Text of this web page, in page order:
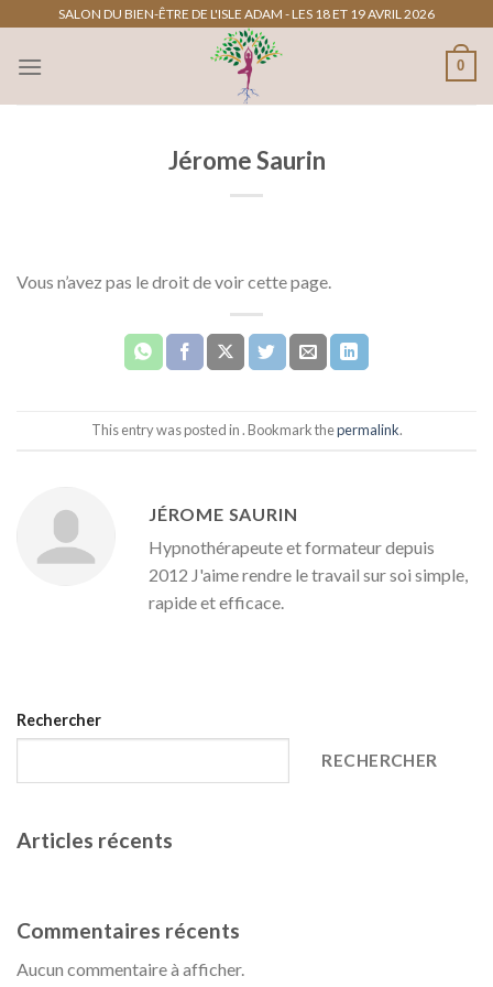
contenu
SALON DU BIEN-ÊTRE DE L'ISLE ADAM - LES 18 ET 19 AVRIL 2026
0
Jérome Saurin
Vous n’avez pas le droit de voir cette page.
This entry was posted in . Bookmark thepermalink.
JÉROME SAURIN
Hypnothérapeute et formateur depuis
2012 J'aime rendre le travail sur soi simple,
rapide et efficace.
Rechercher
RECHERCHER
Articles récents
Commentaires récents
Aucun commentaire à afficher.